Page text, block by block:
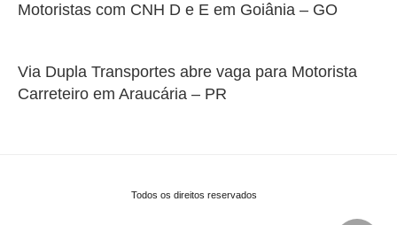
Motoristas com CNH D e E em Goiânia – GO
Via Dupla Transportes abre vaga para Motorista
Carreteiro em Araucária – PR
Todos os direitos reservados